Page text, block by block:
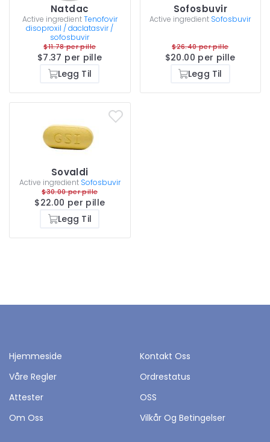
Natdac
Active ingredientTenofovir
disoproxil / daclatasvir /
sofosbuvir
$11.78 per pille
$7.37 per pille
Legg Til
Sofosbuvir
Active ingredient Sofosbuvir
$26.40 per pille
$20.00 per pille
Legg Til
Sovaldi
Active ingredient Sofosbuvir
$30.00 per pille
$22.00 per pille
Legg Til
Hjemmeside
Kontakt Oss
Våre Regler
Ordrestatus
Attester
OSS
Om Oss
Vilkår Og Betingelser